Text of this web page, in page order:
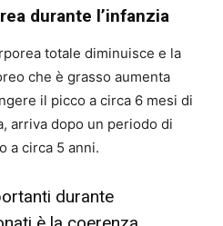
durante l’infanzia
totale diminuisce e la
che è grasso aumenta
il picco a circa 6 mesi di
arriva dopo un periodo di
a circa 5 anni.
durante